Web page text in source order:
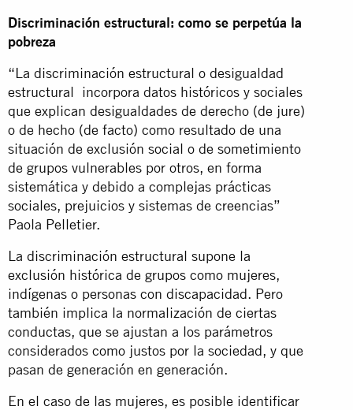
Discriminación estructural: como se perpetúa la
pobreza
“La discriminación estructural o desigualdad
estructural incorpora datos históricos y sociales
que explican desigualdades de derecho (de jure)
o de hecho (de facto) como resultado de una
situación de exclusión social o de sometimiento
de grupos vulnerables por otros, en forma
sistemática y debido a complejas prácticas
sociales, prejuicios y sistemas de creencias”
Paola Pelletier.
La discriminación estructural supone la
exclusión histórica de grupos como mujeres,
indígenas o personas con discapacidad. Pero
también implica la normalización de ciertas
conductas, que se ajustan a los parámetros
considerados como justos por la sociedad, y que
pasan de generación en generación.
En el caso de las mujeres, es posible identificar